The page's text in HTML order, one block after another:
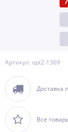
Артикул: opt2-1369
Доставка
Все